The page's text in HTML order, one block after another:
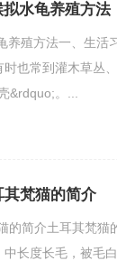
水龟养殖方法
养殖方法一、生活
也常到灌木草丛
&rdquo;。...
梵猫的简介
的简介土耳其梵猫
长度长毛，被毛